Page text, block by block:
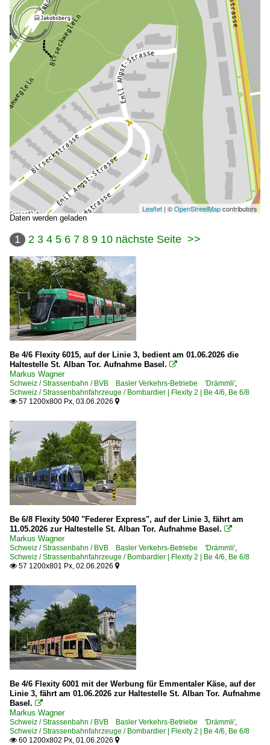
Leaflet | ©OpenStreetMapcontributors
Daten werden geladen
1 2 3 4 5 6 7 8 9 10 nächste Seite >>
Be 4/6 Flexity 6015, auf der Linie 3, bedient am 01.06.2026 die
Haltestelle St. Alban Tor. Aufnahme Basel. 
Markus Wagner
Schweiz / Strassenbahn / BVB Basler Verkehrs-Betriebe 'Drämmli',
Schweiz / Strassenbahnfahrzeuge / Bombardier | Flexity 2 | Be 4/6, Be 6/8
 57 1200x800 Px, 03.06.2026 
Be 6/8 Flexity 5040 "Federer Express", auf der Linie 3, fährt am
11.05.2026 zur Haltestelle St. Alban Tor. Aufnahme Basel. 
Markus Wagner
Schweiz / Strassenbahn / BVB Basler Verkehrs-Betriebe 'Drämmli',
Schweiz / Strassenbahnfahrzeuge / Bombardier | Flexity 2 | Be 4/6, Be 6/8
 57 1200x801 Px, 02.06.2026 
Be 4/6 Flexity 6001 mit der Werbung für Emmentaler Käse, auf der
Linie 3, fährt am 01.06.2026 zur Haltestelle St. Alban Tor. Aufnahme
Basel. 
Markus Wagner
Schweiz / Strassenbahn / BVB Basler Verkehrs-Betriebe 'Drämmli',
Schweiz / Strassenbahnfahrzeuge / Bombardier | Flexity 2 | Be 4/6, Be 6/8
 60 1200x802 Px, 01.06.2026 